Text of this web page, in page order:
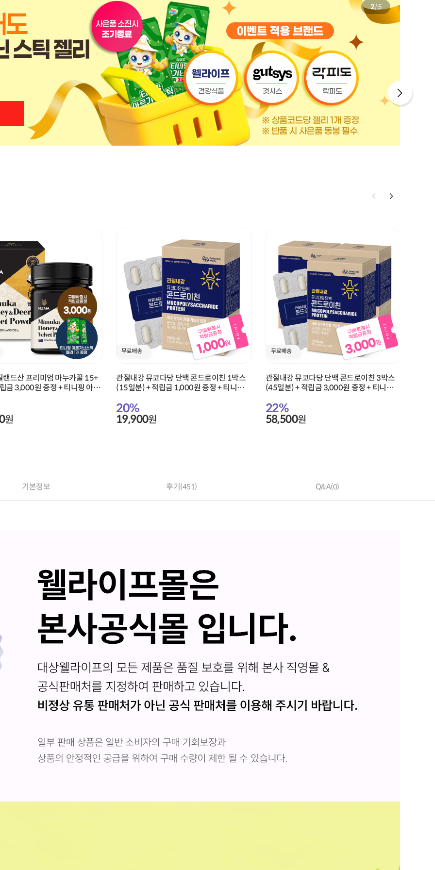
3/5
랜드산 프리미엄 마누카꿀 15+
금 3,000원 증정 + 티니핑 아르
원
관절내강 뮤코다당 단백 콘드로이친 1박스
(15일분) + 적립금 1,000원 증정 + 티니핑
20%
19,900원
관절내강 뮤코다당 단백 콘드로이친 3박스
(45일분) + 적립금 3,000원 증정 + 티니핑
22%
58,500원
기본정보 후기(451) Q&A(0)